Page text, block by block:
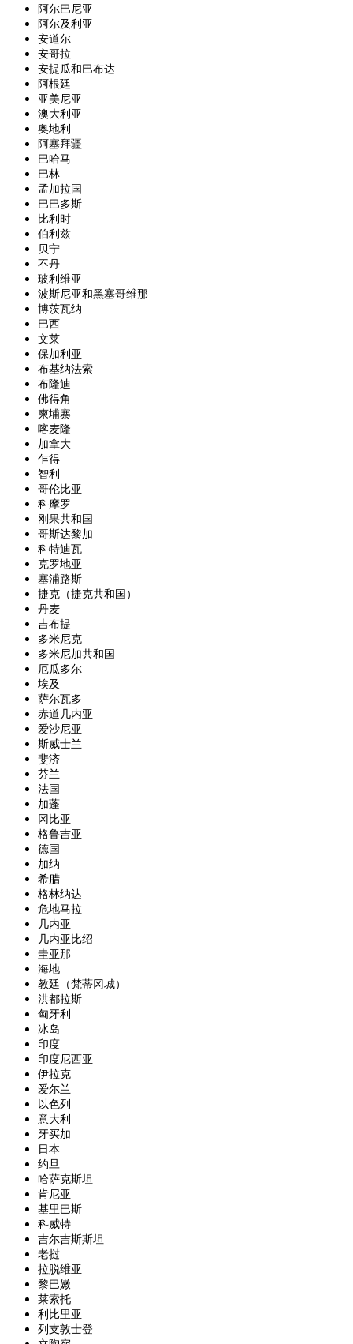
阿尔巴尼亚
阿尔及利亚
安道尔
安哥拉
安提瓜和巴布达
阿根廷
亚美尼亚
澳大利亚
奥地利
阿塞拜疆
巴哈马
巴林
孟加拉国
巴巴多斯
比利时
伯利兹
贝宁
不丹
玻利维亚
波斯尼亚和黑塞哥维那
博茨瓦纳
巴西
文莱
保加利亚
布基纳法索
布隆迪
佛得角
柬埔寨
喀麦隆
加拿大
乍得
智利
哥伦比亚
科摩罗
刚果共和国
哥斯达黎加
科特迪瓦
克罗地亚
塞浦路斯
捷克（捷克共和国）
丹麦
吉布提
多米尼克
多米尼加共和国
厄瓜多尔
埃及
萨尔瓦多
赤道几内亚
爱沙尼亚
斯威士兰
斐济
芬兰
法国
加蓬
冈比亚
格鲁吉亚
德国
加纳
希腊
格林纳达
危地马拉
几内亚
几内亚比绍
圭亚那
海地
教廷（梵蒂冈城）
洪都拉斯
匈牙利
冰岛
印度
印度尼西亚
伊拉克
爱尔兰
以色列
意大利
牙买加
日本
约旦
哈萨克斯坦
肯尼亚
基里巴斯
科威特
吉尔吉斯斯坦
老挝
拉脱维亚
黎巴嫩
莱索托
利比里亚
列支敦士登